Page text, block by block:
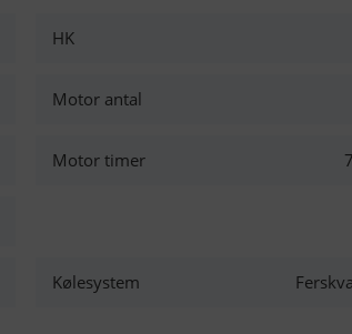
HK
Motor antal
Motor timer
Kølesystem